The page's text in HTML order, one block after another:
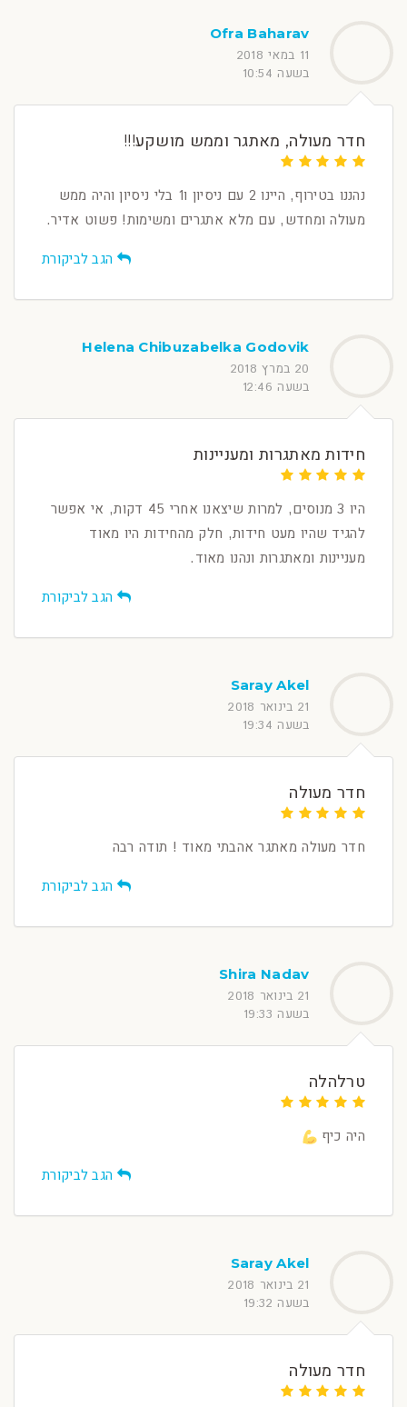
Ofra Baharav
11 במאי 2018
בשעה 10:54
חדר מעולה, מאתגר וממש מושקע!!!
נהננו בטירוף, היינו 2 עם ניסיון ו1 בלי ניסיון והיה ממש
מעולה ומחדש, עם מלא אתגרים ומשימות! פשוט אדיר.
הגב לביקורת
Helena Chibuzabelka Godovik
20 במרץ 2018
בשעה 12:46
חידות מאתגרות ומעניינות
היו 3 מנוסים, למרות שיצאנו אחרי 45 דקות, אי אפשר
להגיד שהיו מעט חידות, חלק מהחידות היו מאוד
מעניינות ומאתגרות ונהנו מאוד.
הגב לביקורת
Saray Akel
21 בינואר 2018
בשעה 19:34
חדר מעולה
חדר מעולה מאתגר אהבתי מאוד ! תודה רבה
הגב לביקורת
Shira Nadav
21 בינואר 2018
בשעה 19:33
טרלהלה
היה כיף
הגב לביקורת
Saray Akel
21 בינואר 2018
בשעה 19:32
חדר מעולה